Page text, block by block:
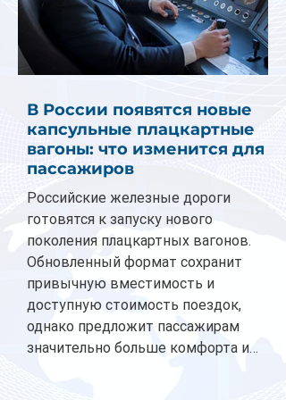
В России появятся новые
капсульные плацкартные
вагоны: что изменится для
пассажиров
Российские железные дороги
готовятся к запуску нового
поколения плацкартных вагонов.
Обновленный формат сохранит
привычную вместимость и
доступную стоимость поездок,
однако предложит пассажирам
значительно больше комфорта и